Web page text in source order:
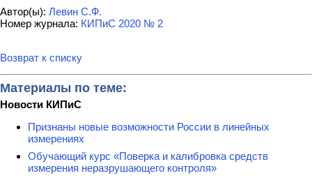
Автор(ы): Левин С.Ф.
Номер журнала: КИПиС 2020 № 2
Возврат к списку
Материалы по теме:
Новости КИПиС
Признаны новые возможности России в линейных
измерениях
Обучающий курс «Поверка и калибровка средств
измерения неразрушающего контроля»